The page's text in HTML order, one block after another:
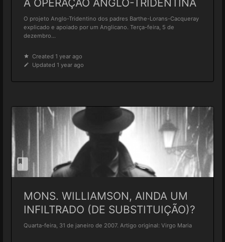
A OPERAÇÃO ANGLO-TRIDENTINA
O projeto Anglo-Tridentino dos padres Barthe-Lorans-Cacqueray
explicado e apoiado por um Anglicano. Terça-feira, 5 de
dezembro...
Created 1 year ago
Updated 1 year ago
MONS. WILLIAMSON, AINDA UM
INFILTRADO (DE SUBSTITUIÇÃO)?
Quarta-feira, 31 de janeiro de 2007. Artigo original: Virgo Maria